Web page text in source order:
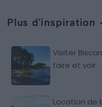
Plus d'inspiration
Visiter
faire et voir
Location de